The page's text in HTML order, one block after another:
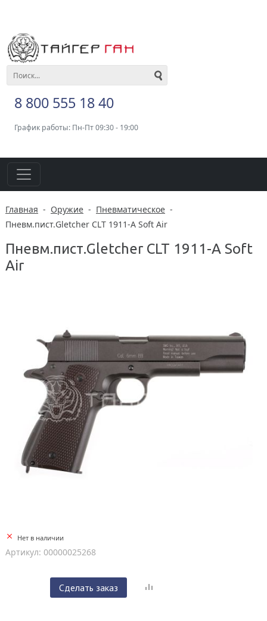
8 800 555 18 40
График работы: Пн-Пт 09:30 - 19:00
Главная - Оружие - Пневматическое -
Пневм.пист.Gletcher CLT 1911-A Soft Air
Пневм.пист.Gletcher CLT 1911-A Soft
Air
Нет в наличии
Артикул: 00000025268
Сделать заказ